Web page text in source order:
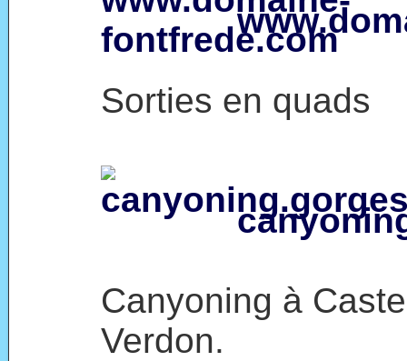
Sorties en quads
Canyoning à
Verdon.